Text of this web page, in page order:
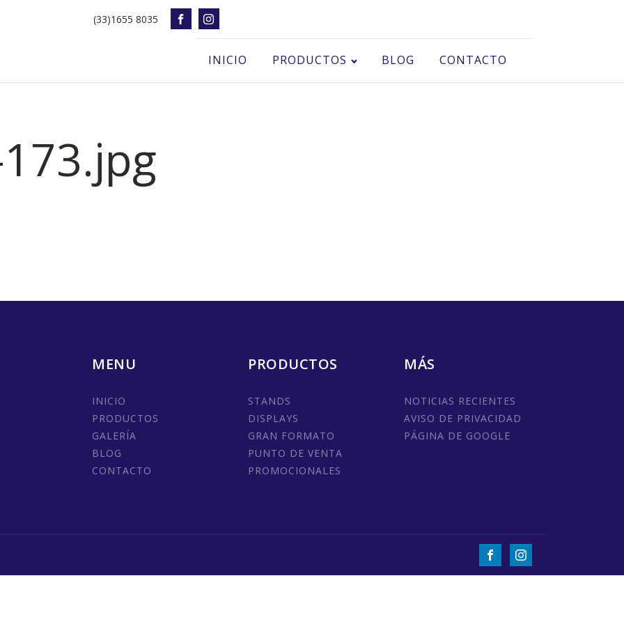
(33)1655 8035
INICIO PRODUCTOS BLOG CONTACTO
MENU
INICIO
PRODUCTOS
GALERÍA
BLOG
CONTACTO
PRODUCTOS
STANDS
DISPLAYS
GRAN FORMATO
PUNTO DE VENTA
PROMOCIONALES
MÁS
NOTICIAS RECIENTES
AVISO DE PRIVACIDAD
PÁGINA DE GOOGLE